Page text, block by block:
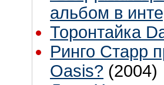
альбом в
Торонтайка
Ринго Старр
Oasis? (2004)